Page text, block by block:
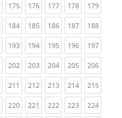
175(current)
176(current)
177(current)
178(current)
179
184(current)
185(current)
186(current)
187(current)
188
193(current)
194(current)
195(current)
196(current)
197
(current)
202(current)
203(current)
204(current)
205(current)
206
211 (current)
212(current)
213(current)
214(current)
215
220(current)
221 (current)
222(current)
223(current)
224